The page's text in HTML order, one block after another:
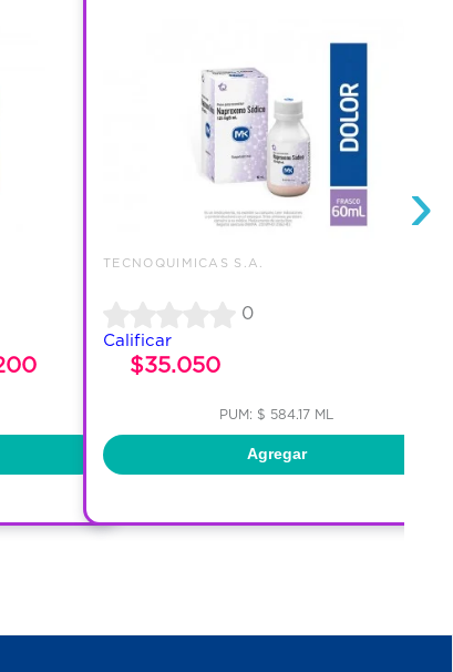
TECNOQUIMICAS S.A.
0
Calificar
$35.050
PUM: $ 584.17 ML
Agregar
›